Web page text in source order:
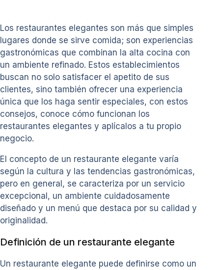
Los restaurantes elegantes son más que simples
lugares donde se sirve comida; son experiencias
gastronómicas que combinan la alta cocina con
un ambiente refinado. Estos establecimientos
buscan no solo satisfacer el apetito de sus
clientes, sino también ofrecer una experiencia
única que los haga sentir especiales, con estos
consejos, conoce cómo funcionan los
restaurantes elegantes y aplícalos a tu propio
negocio.
El concepto de un restaurante elegante varía
según la cultura y las tendencias gastronómicas,
pero en general, se caracteriza por un servicio
excepcional, un ambiente cuidadosamente
diseñado y un menú que destaca por su calidad y
originalidad.
Definición de un restaurante elegante
Un restaurante elegante puede definirse como un